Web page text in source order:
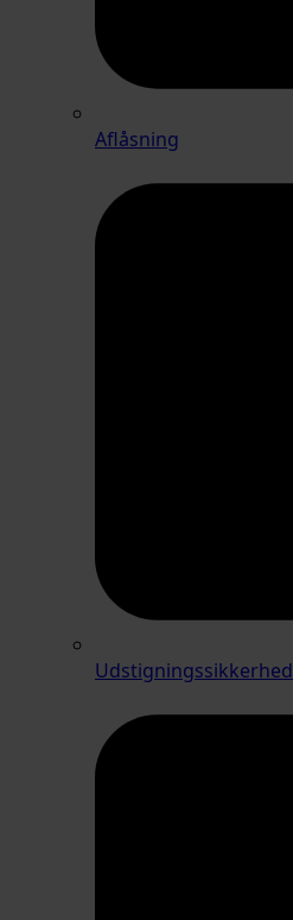
Aflåsning
Udstigningssikkerhed